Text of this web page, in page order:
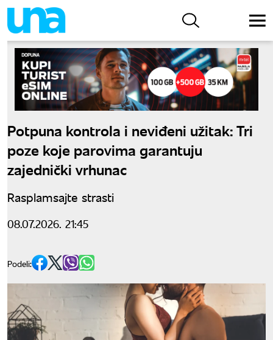
Potpuna kontrola i neviđeni užitak: Tri
poze koje parovima garantuju
zajednički vrhunac
Rasplamsajte strasti
08.07.2026. 21:45
Podeli: